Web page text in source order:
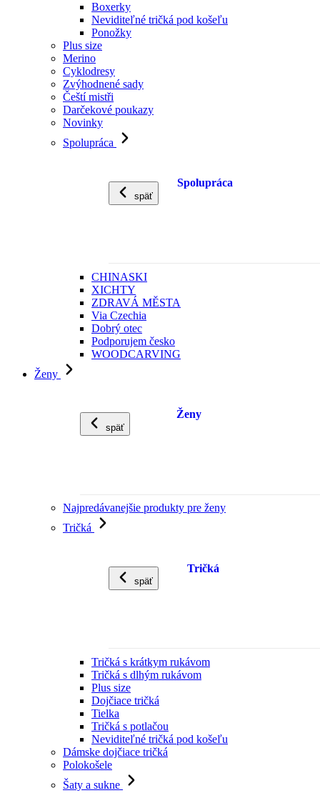
Boxerky
Neviditeľné tričká pod košeľu
Ponožky
Plus size
Merino
Cyklodresy
Zvýhodnené sady
Čeští mistři
Darčekové poukazy
Novinky
Spolupráca
späť
Spolupráca
CHINASKI
XICHTY
ZDRAVÁ MĚSTA
Via Czechia
Dobrý otec
Podporujem česko
WOODCARVING
Ženy
späť
Ženy
Najpredávanejšie produkty pre ženy
Tričká
späť
Tričká
Tričká s krátkym rukávom
Tričká s dlhým rukávom
Plus size
Dojčiace tričká
Tielka
Tričká s potlačou
Neviditeľné tričká pod košeľu
Dámske dojčiace tričká
Polokošele
Šaty a sukne